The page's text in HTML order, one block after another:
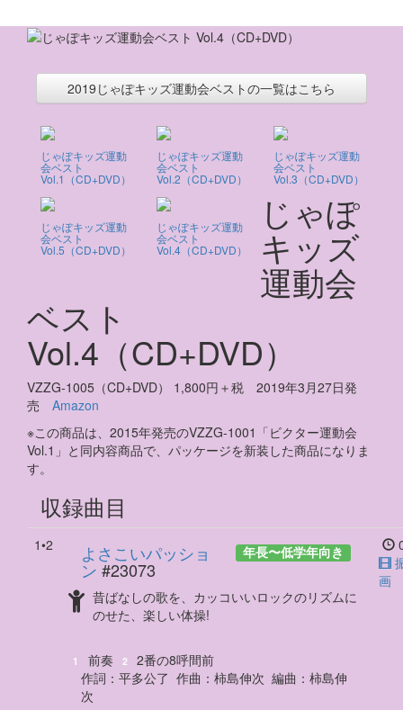
2019じゃぽキッズ運動会ベストの一覧はこちら
じゃぽキッズ運動
会ベスト
Vol.1（CD+DVD）
じゃぽキッズ運動
会ベスト
Vol.2（CD+DVD）
じゃぽキッズ運動
会ベスト
Vol.3（CD+DVD）
じゃぽキッズ運動
会ベスト
Vol.5（CD+DVD）
じゃぽキッズ運動
会ベスト
Vol.4（CD+DVD）
じゃぽ
キッズ
運動会
ベスト
Vol.4（CD+DVD）
VZZG-1005（CD+DVD） 1,800円＋税 2019年3月27日発
売 Amazon
※この商品は、2015年発売のVZZG-1001「ビクター運動会
Vol.1」と同内容商品で、パッケージを新装した商品になりま
す。
収録曲目
1•2 年長〜低学年向き
よさこいパッショ
ン #23073
昔ばなしの歌を、カッコいいロックのリズムに
のせた、楽しい体操!
1 前奏 2
2番の8呼間前
作詞： 平多公了 作曲： 柿島伸次 編曲： 柿島伸
次
画